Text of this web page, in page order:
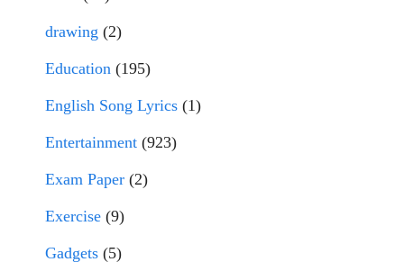
drawing (2)
Education (195)
English Song Lyrics (1)
Entertainment (923)
Exam Paper (2)
Exercise (9)
Gadgets (5)